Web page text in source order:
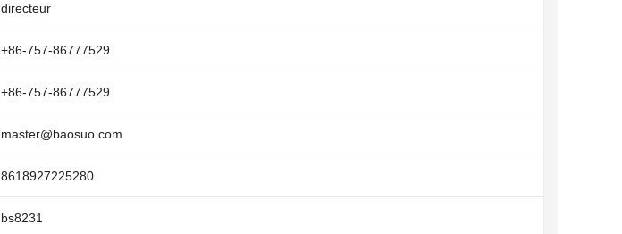
directeur
+86-757-86777529
+86-757-86777529
master@baosuo.com
8618927225280
bs8231